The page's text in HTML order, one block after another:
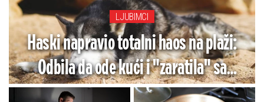
LJUBIMCI
Haski napravio totalni haos na plaži:
Odbila da ode kući i "zaratila" sa
vlasnicom (VIDEO)